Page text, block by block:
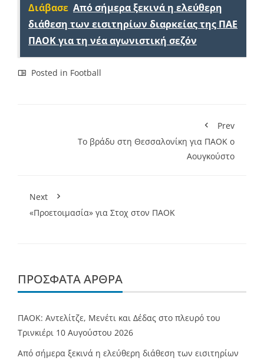
Διάβασε Από σήμερα ξεκινά η ελεύθερη
διάθεση των εισιτηρίων διαρκείας της ΠΑΕ
ΠΑΟΚ για τη νέα αγωνιστική σεζόν
Posted in Football
Prev
Το βράδυ στη Θεσσαλονίκη για ΠΑΟΚ ο
Αουγκούστο
Next
«Προετοιμασία» για Στοχ στον ΠΑΟΚ
ΠΡΌΣΦΑΤΑ ΆΡΘΡΑ
ΠΑΟΚ: Αντελίτζε, Μενέτι και Δέδας στο πλευρό του
Τρινκιέρι 10 Αυγούστου 2026
Από σήμερα ξεκινά η ελεύθερη διάθεση των εισιτηρίων